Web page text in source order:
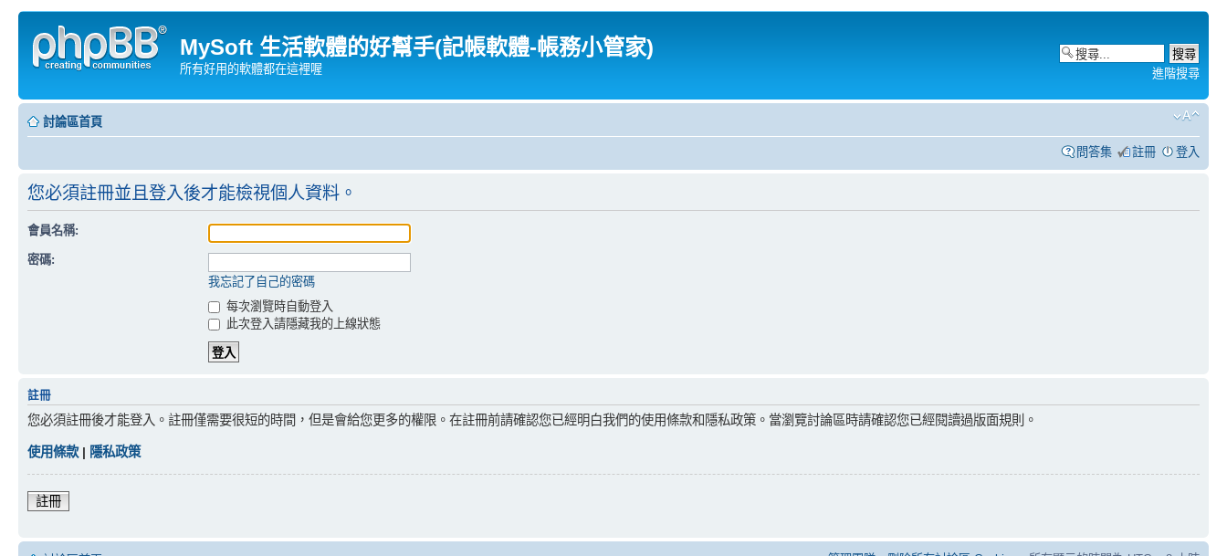
MySoft 生活軟體的好幫手(記帳軟體-帳務小管家)
所有好用的軟體都在這裡喔 進階搜尋
討論區首頁
問答集 註冊 登入
您必須註冊並且登入後才能檢視個人資料。
會員名稱:
密碼:
我忘記了自己的密碼
每次瀏覽時自動登入
此次登入請隱藏我的上線狀態
註冊
您必須註冊後才能登入。註冊僅需要很短的時間，但是會給您更多的權限。在註冊前請確認您已經明白我們的使用條款和隱私政策。當瀏覽討論區時請確認您已經閱讀過版面規則。
使用條款| 隱私政策
註冊